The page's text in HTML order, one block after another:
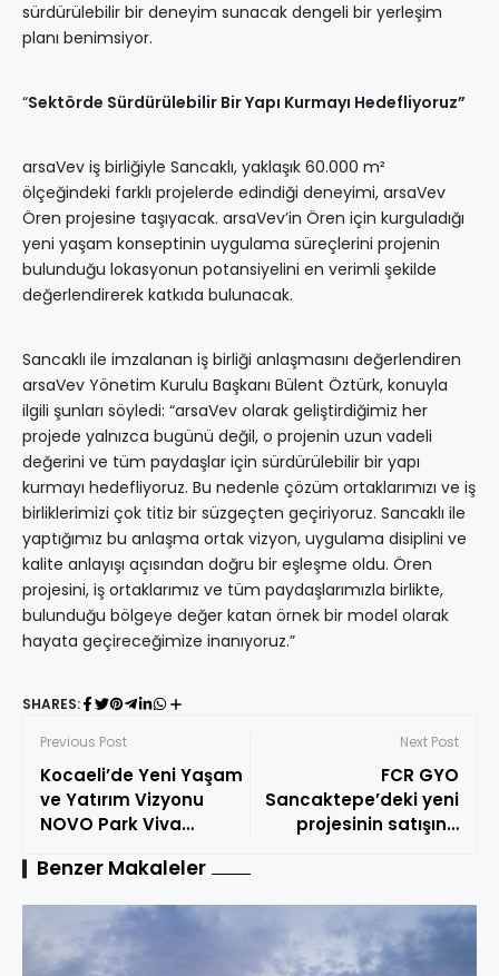
sürdürülebilir bir deneyim sunacak dengeli bir yerleşim
planı benimsiyor.
“Sektörde Sürdürülebilir Bir Yapı Kurmayı Hedefliyoruz”
arsaVev iş birliğiyle Sancaklı, yaklaşık 60.000 m²
ölçeğindeki farklı projelerde edindiği deneyimi, arsaVev
Ören projesine taşıyacak. arsaVev’in Ören için kurguladığı
yeni yaşam konseptinin uygulama süreçlerini projenin
bulunduğu lokasyonun potansiyelini en verimli şekilde
değerlendirerek katkıda bulunacak.
Sancaklı ile imzalanan iş birliği anlaşmasını değerlendiren
arsaVev Yönetim Kurulu Başkanı Bülent Öztürk, konuyla
ilgili şunları söyledi: “arsaVev olarak geliştirdiğimiz her
projede yalnızca bugünü değil, o projenin uzun vadeli
değerini ve tüm paydaşlar için sürdürülebilir bir yapı
kurmayı hedefliyoruz. Bu nedenle çözüm ortaklarımızı ve iş
birliklerimizi çok titiz bir süzgeçten geçiriyoruz. Sancaklı ile
yaptığımız bu anlaşma ortak vizyon, uygulama disiplini ve
kalite anlayışı açısından doğru bir eşleşme oldu. Ören
projesini, iş ortaklarımız ve tüm paydaşlarımızla birlikte,
bulunduğu bölgeye değer katan örnek bir model olarak
hayata geçireceğimize inanıyoruz.”
SHARES:
Previous Post
Kocaeli’de Yeni Yaşam
ve Yatırım Vizyonu
NOVO Park Viva
Next Post
FCR GYO
Sancaktepe’deki yeni
projesinin satışına
Benzer Makaleler